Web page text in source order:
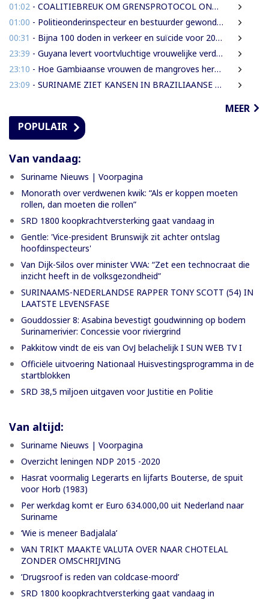
01:02 - COALITIEBREUK OM GRENSPROTOCOL ONWAARSCHIJNLIJK
01:00 - Politieonderinspecteur en bestuurder gewond nadat auto over de kop slaat
00:31 - Bijna 100 doden in verkeer en suïcide voor 2026 is veel te veel’, zegt Lau
23:39 - Guyana levert voortvluchtige vrouwelijke verdachte in mensenhandel uit aan Suriname
23:10 - Hoe Gambiaanse vrouwen de mangroves herstellen die Banjul beschermen
23:09 - SURINAME ZIET KANSEN IN BRAZILIAANSE RADARTECHNOLOGIE VOOR GRENSBEWAKING EN VEILIGHEID
MEER
POPULAIR
Van vandaag:
Suriname Nieuws | Voorpagina
Monorath over verdwenen kwik: “Als er koppen moeten
rollen, dan moeten die rollen”
SRD 1800 koopkrachtversterking gaat vandaag in
Gentle: 'Vice-president Brunswijk zit achter ontslag
hoofdinspecteurs'
Van Dijk-Silos over minister VWA: “Zet een technocraat die
inzicht heeft in de volksgezondheid”
SURINAAMS-NEDERLANDSE RAPPER TONY SCOTT (54) IN
LAATSTE LEVENSFASE
Gouddossier 8: Asabina bevestigt goudwinning op bodem
Surinamerivier: Concessie voor riviergrind
Pakkitow vindt de eis van OvJ belachelijk I SUN WEB TV I
Officiële uitvoering Nationaal Huisvestingsprogramma in de
startblokken
SRD 38,5 miljoen uitgaven voor Justitie en Politie
Van altijd:
Suriname Nieuws | Voorpagina
Overzicht leningen NDP 2015 -2020
Hasrat voormalig Legerarts en lijfarts Bouterse, de spuit
voor Horb (1983)
Per werkdag komt er Euro 634.000,00 uit Nederland naar
Suriname
‘Wie is meneer Badjalala’
VAN TRIKT MAAKTE VALUTA OVER NAAR CHOTELAL
ZONDER OMSCHRIJVING
’Drugsroof is reden van coldcase-moord’
SRD 1800 koopkrachtversterking gaat vandaag in